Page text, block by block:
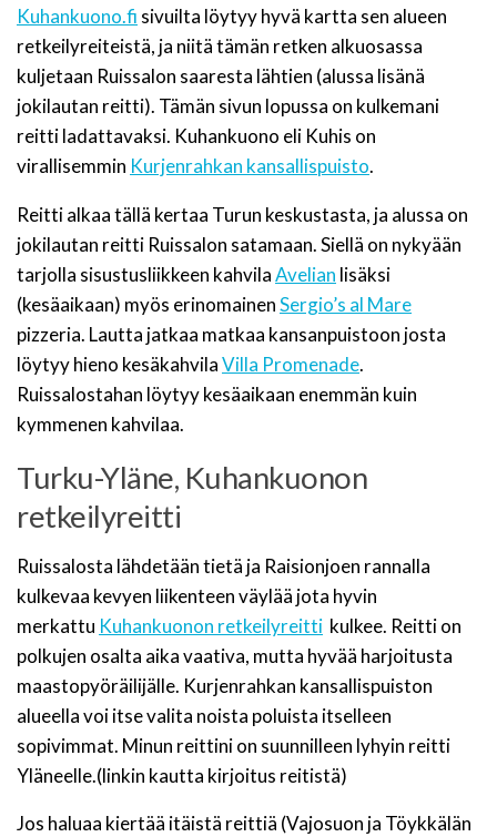
Kuhankuono.fi sivuilta löytyy hyvä kartta sen alueen
retkeilyreiteistä, ja niitä tämän retken alkuosassa
kuljetaan Ruissalon saaresta lähtien (alussa lisänä
jokilautan reitti). Tämän sivun lopussa on kulkemani
reitti ladattavaksi. Kuhankuono eli Kuhis on
virallisemmin Kurjenrahkan kansallispuisto.
Reitti alkaa tällä kertaa Turun keskustasta, ja alussa on
jokilautan reitti Ruissalon satamaan. Siellä on nykyään
tarjolla sisustusliikkeen kahvilaAvelian lisäksi
(kesäaikaan) myös erinomainenSergio’s al Mare
pizzeria. Lautta jatkaa matkaa kansanpuistoon josta
löytyy hieno kesäkahvilaVilla Promenade.
Ruissalostahan löytyy kesäaikaan enemmän kuin
kymmenen kahvilaa.
Turku-Yläne, Kuhankuonon
retkeilyreitti
Ruissalosta lähdetään tietä ja Raisionjoen rannalla
kulkevaa kevyen liikenteen väylää jota hyvin
merkattu Kuhankuonon retkeilyreitti kulkee. Reitti on
polkujen osalta aika vaativa, mutta hyvää harjoitusta
maastopyöräilijälle. Kurjenrahkan kansallispuiston
alueella voi itse valita noista poluista itselleen
sopivimmat. Minun reittini on suunnilleen lyhyin reitti
Yläneelle.(linkin kautta kirjoitus reitistä)
Jos haluaa kiertää itäistä reittiä (Vajosuon ja Töykkälän